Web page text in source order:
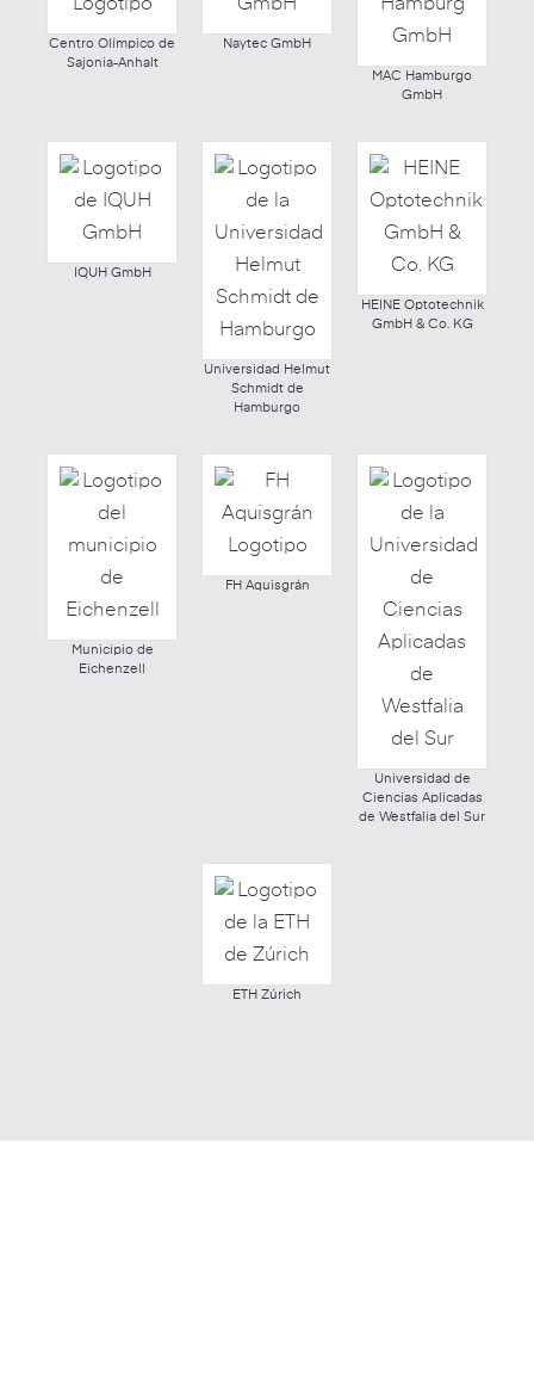
Centro Olímpico de
Sajonia-Anhalt
Naytec GmbH
MAC Hamburgo
GmbH
IQUH GmbH
Universidad Helmut
Schmidt de
Hamburgo
HEINE Optotechnik
GmbH & Co. KG
Municipio de
Eichenzell
FH Aquisgrán
Universidad de
Ciencias Aplicadas
de Westfalia del Sur
ETH Zúrich